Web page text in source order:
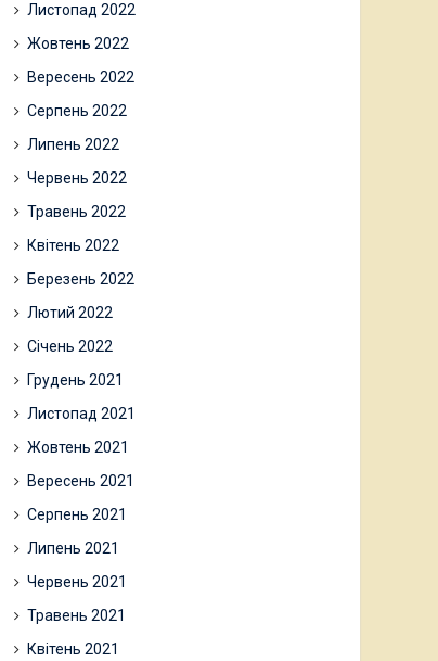
Листопад 2022
Жовтень 2022
Вересень 2022
Серпень 2022
Липень 2022
Червень 2022
Травень 2022
Квітень 2022
Березень 2022
Лютий 2022
Січень 2022
Грудень 2021
Листопад 2021
Жовтень 2021
Вересень 2021
Серпень 2021
Липень 2021
Червень 2021
Травень 2021
Квітень 2021